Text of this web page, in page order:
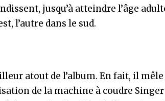
jusqu’à atteindre l’âge
l’autre dans le sud.
atout de l’album. En fait, il mêle
de la machine à coudre